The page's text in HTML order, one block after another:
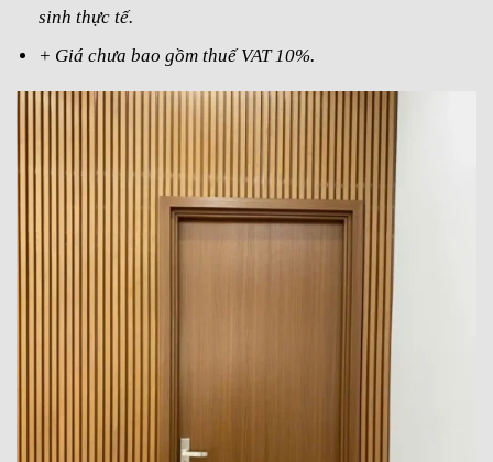
sinh thực tế.
+ Giá chưa bao gồm thuế VAT 10%.